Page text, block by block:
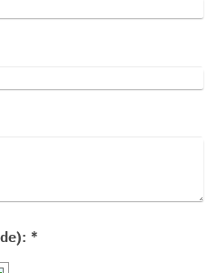
Captcha (Spam-Schutz-Code): *